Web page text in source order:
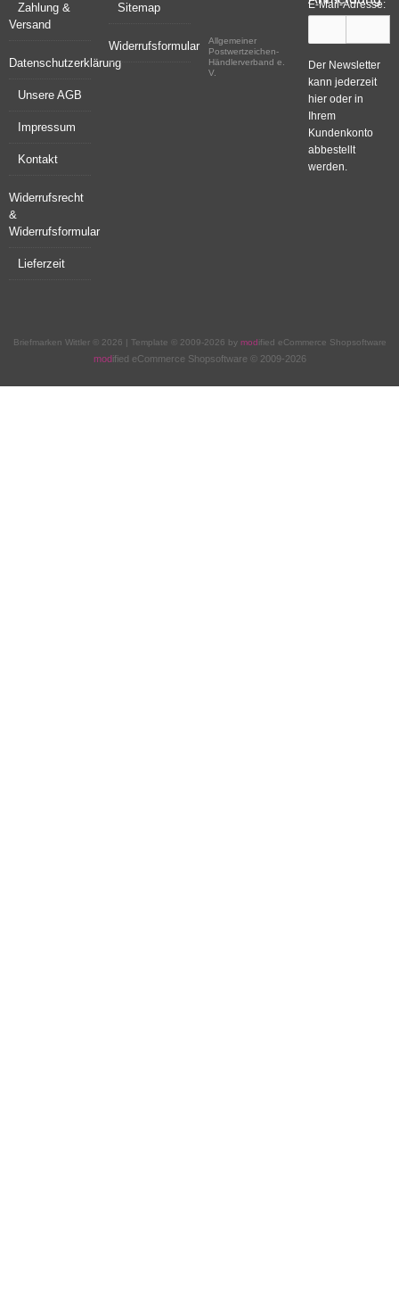
Zahlung &
Versand
Datenschutzerklärung
Unsere AGB
Impressum
Kontakt
Widerrufsrecht
&
Widerrufsformular
Lieferzeit
Sitemap
Widerrufsformular
Allgemeiner
Postwertzeichen-
Händlerverband e.
V.
E-Mail-Adresse:
Der Newsletter
kann jederzeit
hier oder in
Ihrem
Kundenkonto
abbestellt
werden.
Briefmarken Wittler © 2026 | Template © 2009-2026 by mod ified eCommerce Shopsoftware
modified eCommerce Shopsoftware © 2009-2026